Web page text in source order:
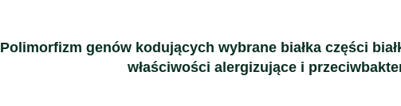
Polimorfizm genów kodujących wybrane białka części
właściwości alergizujące i